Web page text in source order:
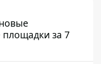
площадки за 7